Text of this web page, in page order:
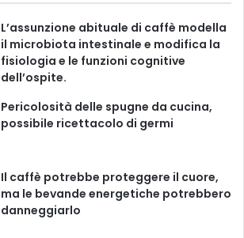
e
b
o
o
k
T
u
b
e
t
a
g
r
a
T
o
k
L’assunzione abituale di caffè modella
il microbiota intestinale e modifica la
fisiologia e le funzioni cognitive
dell’ospite.
Pericolosità delle spugne da cucina,
possibile ricettacolo di germi
Il caffè potrebbe proteggere il cuore,
ma le bevande energetiche potrebbero
danneggiarlo